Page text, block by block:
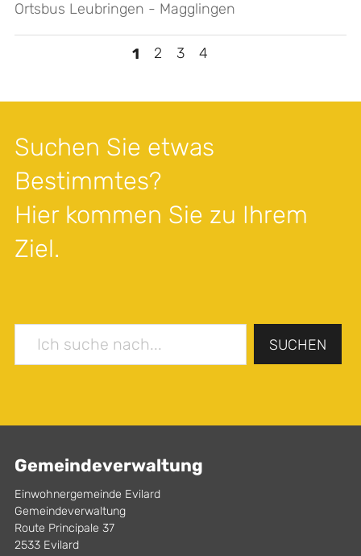
Ortsbus Leubringen - Magglingen
1 2 3 4
Suchen Sie etwas
Bestimmtes?
Hier kommen Sie zu Ihrem
Ziel.
SUCHEN
Gemeindeverwaltung
Einwohnergemeinde Evilard
Gemeindeverwaltung
Route Principale 37
2533 Evilard